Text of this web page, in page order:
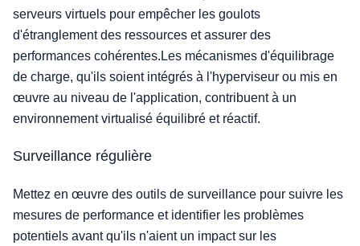
serveurs virtuels pour empêcher les goulots
d'étranglement des ressources et assurer des
performances cohérentes.Les mécanismes d'équilibrage
de charge, qu'ils soient intégrés à l'hyperviseur ou mis en
œuvre au niveau de l'application, contribuent à un
environnement virtualisé équilibré et réactif.
Surveillance régulière
Mettez en œuvre des outils de surveillance pour suivre les
mesures de performance et identifier les problèmes
potentiels avant qu'ils n'aient un impact sur les